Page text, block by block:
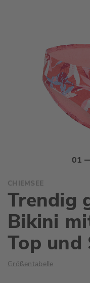
Anfang
der
Bildgalerie
springen
CHIEMSEE
Trendig
Bikini
Top und
Größentabelle